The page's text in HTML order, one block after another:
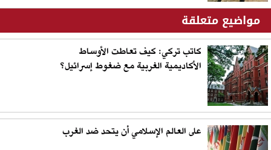
مواضيع متعلقة
كاتب تركي: كيف تعاطت الأوساط
الأكاديمية الغربية مع ضغوط إسرائيل؟
على العالم الإسلامي أن يتحد ضد الغرب